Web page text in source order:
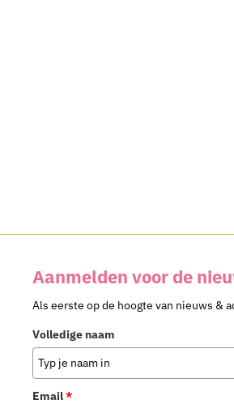
Aanmelden voor de
Als eerste op de hoogte van nieuws &
Volledige naam
Email*